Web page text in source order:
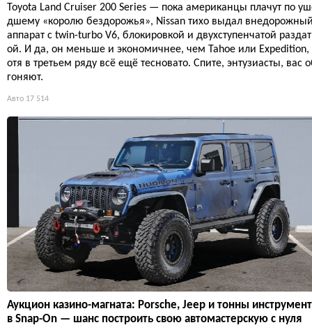
Toyota Land Cruiser 200 Series — пока американцы плачут по
дшему «королю бездорожья», Nissan тихо выдал
аппарат с twin-turbo V6, блокировкой и двухступенчатой
ой. И да, он меньше и экономичнее, чем Tahoe или Expedition,
отя в третьем ряду всё ещё тесновато. Спите, энтузиасты, вас
гоняют.
Авто 17 514
Аукцион казино-магната: Porsche, Jeep и тонны
в Snap-On — шанс построить свою автомастерскую с нуля